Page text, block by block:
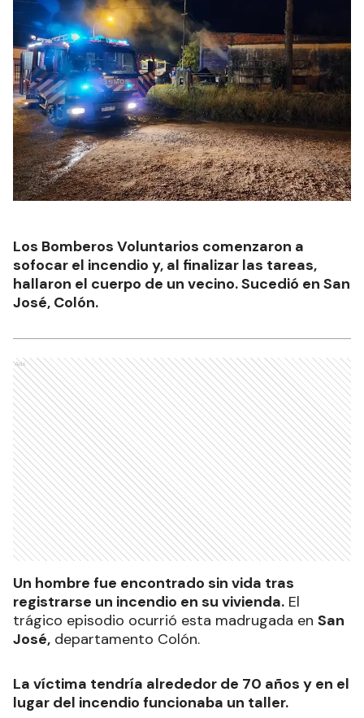
Los Bomberos Voluntarios comenzaron a
sofocar el incendio y, al finalizar las tareas,
hallaron el cuerpo de un vecino. Sucedió en San
José, Colón.
Ads
Un hombre fue encontrado sin vida tras
registrarse un incendio en su vivienda. El
trágico episodio ocurrió esta madrugada en San
José, departamento Colón.
La víctima tendría alrededor de 70 años y en el
lugar del incendio funcionaba un taller.